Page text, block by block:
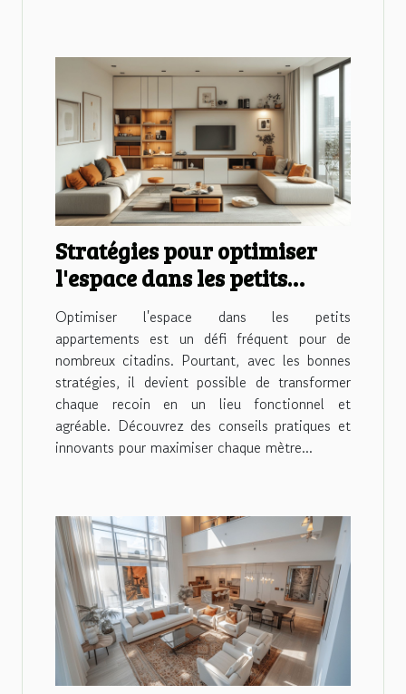
Stratégies pour optimiser
l'espace dans les petits
appartements
Optimiser l'espace dans les petits
appartements est un défi fréquent pour de
nombreux citadins. Pourtant, avec les bonnes
stratégies, il devient possible de transformer
chaque recoin en un lieu fonctionnel et
agréable. Découvrez des conseils pratiques et
innovants pour maximiser chaque mètre...